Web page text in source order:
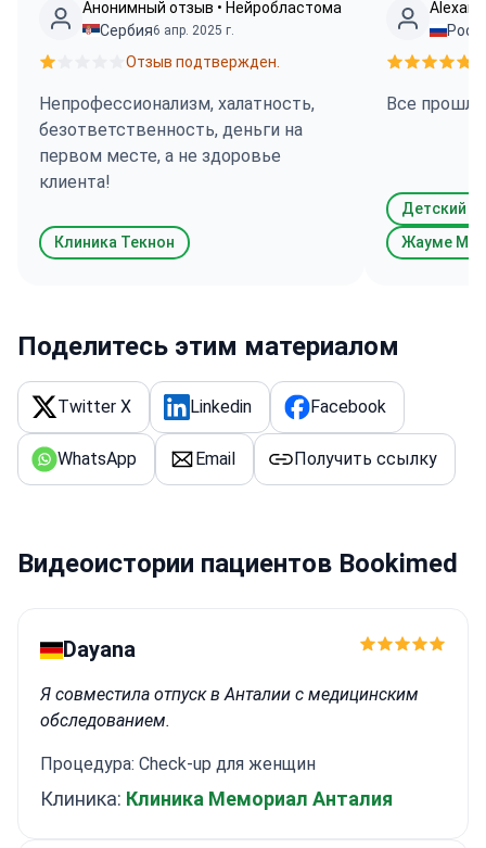
Анонимный отзыв • Нейробластома
Сербия6 апр. 2025 г.
Отзыв подтвержден.
Непрофессионализм, халатность,
безответственность, деньги на
первом месте, а не здоровье
клиента!
Клиника Текнон
Все
Жауме
Поделитесь этим материалом
Twitter X Linkedin Facebook
WhatsApp Email Получить ссылку
Видеоистории пациентов Bookimed
Dayana
Я совместила отпуск в Анталии с медицинским
обследованием.
Процедура: Check-up для женщин
Клиника: Клиника Мемориал Анталия